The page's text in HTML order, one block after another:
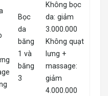
Bọc
da
băng
1 và
băng
3
Không bọc
da: giảm
3.000.000
Không quạt
lưng +
massage:
giảm
4.000.000